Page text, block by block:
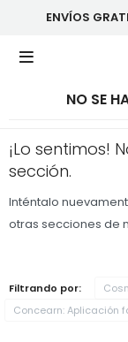
ENVÍOS

NO SE
¡Lo sentimos!
sección.
Inténtalo
otras secciones de
Filtrando por:
Concearn:Aplicación